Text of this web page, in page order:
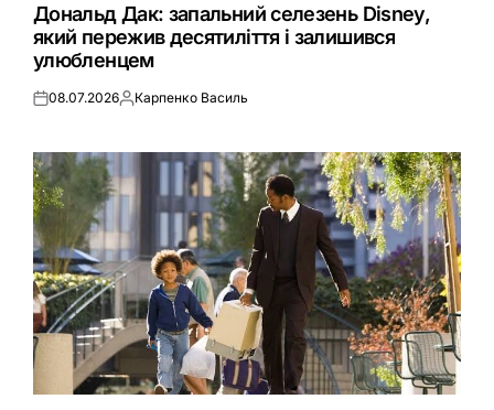
Дональд Дак: запальний селезень Disney,
який пережив десятиліття і залишився
улюбленцем
Оприлюднено
08.07.2026Опубліковано
Карпенко Василь